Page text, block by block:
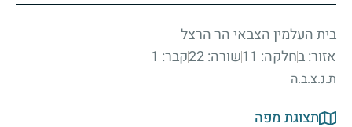
בית העלמין הצבאי הר הרצל
אזור: בחלקה: 11 שורה: 22 קבר: 1
ת.נ.צ.ב.ה
תצוגת מפה